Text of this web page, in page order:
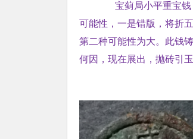
宝蓟局小平重宝
可能性，一是错版，将折
第二种可能性为大。此钱
何因，现在展出，抛砖引